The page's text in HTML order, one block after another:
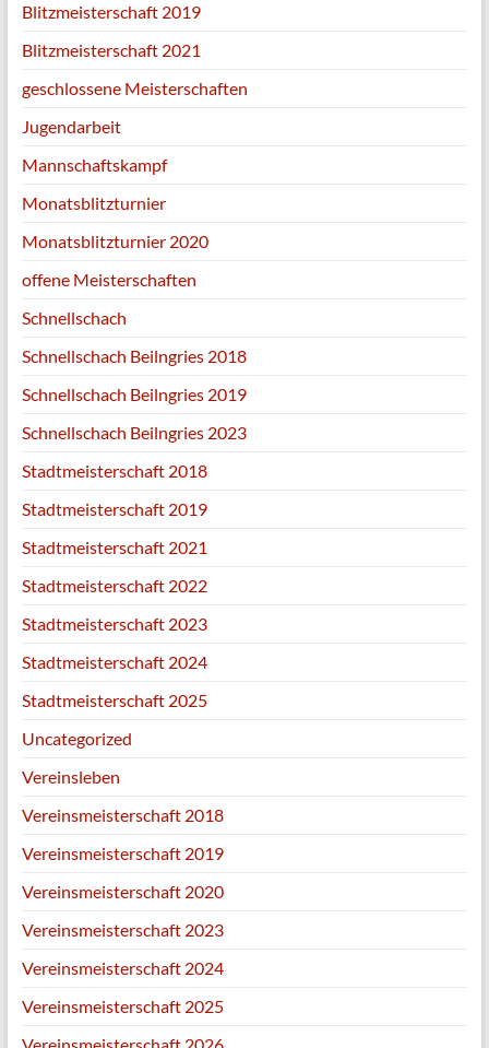
Blitzmeisterschaft 2019
Blitzmeisterschaft 2021
geschlossene Meisterschaften
Jugendarbeit
Mannschaftskampf
Monatsblitzturnier
Monatsblitzturnier 2020
offene Meisterschaften
Schnellschach
Schnellschach Beilngries 2018
Schnellschach Beilngries 2019
Schnellschach Beilngries 2023
Stadtmeisterschaft 2018
Stadtmeisterschaft 2019
Stadtmeisterschaft 2021
Stadtmeisterschaft 2022
Stadtmeisterschaft 2023
Stadtmeisterschaft 2024
Stadtmeisterschaft 2025
Uncategorized
Vereinsleben
Vereinsmeisterschaft 2018
Vereinsmeisterschaft 2019
Vereinsmeisterschaft 2020
Vereinsmeisterschaft 2023
Vereinsmeisterschaft 2024
Vereinsmeisterschaft 2025